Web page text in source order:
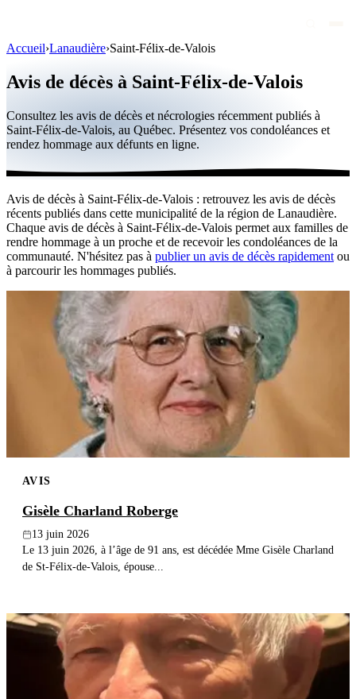
Personnalités publiques
Québec
Canada
International
Par région
Par ville
Maisons funéraires
Éternea
Publier un avis
Accueil›Lanaudière›Saint-Félix-de-Valois
Avis de décès à Saint-Félix-de-Valois
Consultez les avis de décès et nécrologies récemment publiés à
Saint-Félix-de-Valois, au Québec. Présentez vos condoléances et
rendez hommage aux défunts en ligne.
Avis de décès à Saint-Félix-de-Valois : retrouvez les avis de décès
récents publiés dans cette municipalité de la région de Lanaudière.
Chaque avis de décès à Saint-Félix-de-Valois permet aux familles de
rendre hommage à un proche et de recevoir les condoléances de la
communauté. N'hésitez pas à publier un avis de décès rapidement ou
à parcourir les hommages publiés.
AVIS
Gisèle Charland Roberge
13 juin 2026
Le 13 juin 2026, à l’âge de 91 ans, est décédée Mme Gisèle Charland
de St-Félix-de-Valois, épouse...